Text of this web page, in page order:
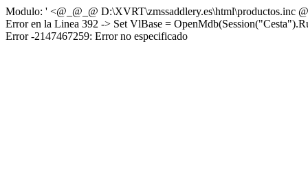
Modulo: ' <@_@_@ D:\XVRT\zmssaddlery.es\html\productos.inc
Error en la Linea 392 -> Set VlBase =
Error -2147467259: Error no especificado